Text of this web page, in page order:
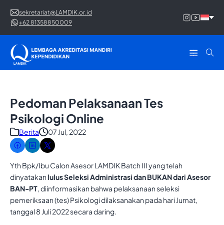
sekretariat@LAMDIK.or.id
+62 81358850009
Pedoman Pelaksanaan Tes
Psikologi Online
Berita 07 Jul, 2022
Yth Bpk/Ibu Calon Asesor LAMDIK Batch III yang telah
dinyatakanlulus Seleksi Administrasi dan BUKAN dari Asesor
BAN-PT, diinformasikan bahwa pelaksanaan seleksi
pemeriksaan (tes) Psikologi dilaksanakan pada hari Jumat,
tanggal 8 Juli 2022 secara daring.